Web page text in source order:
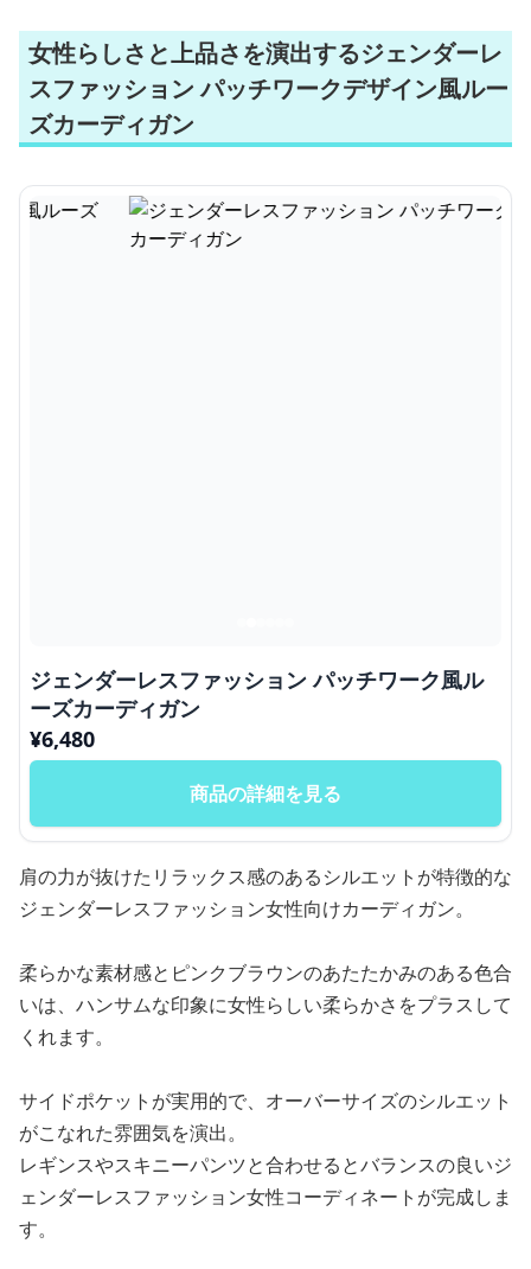
女性らしさと上品さを演出するジェンダーレ
スファッション パッチワークデザイン風ルー
ズカーディガン
ジェンダーレスファッション パッチワーク風ル
ーズカーディガン
¥6,480
商品の詳細を見る
肩の力が抜けたリラックス感のあるシルエットが特徴的な
ジェンダーレスファッション女性向けカーディガン。
柔らかな素材感とピンクブラウンのあたたかみのある色合
いは、ハンサムな印象に女性らしい柔らかさをプラスして
くれます。
サイドポケットが実用的で、オーバーサイズのシルエット
がこなれた雰囲気を演出。
レギンスやスキニーパンツと合わせるとバランスの良いジ
ェンダーレスファッション女性コーディネートが完成しま
す。